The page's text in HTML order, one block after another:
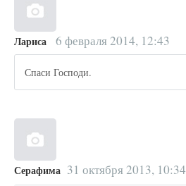
Лариса 6 февраля 2014, 12:43
Спаси Господи.
Серафима 31 октября 2013, 10:34